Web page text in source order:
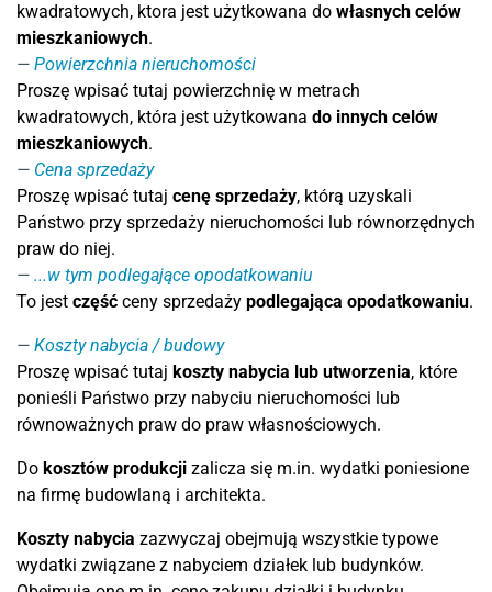
kwadratowych, ktora jest użytkowana do własnych celów
mieszkaniowych.
Powierzchnia nieruchomości
Proszę wpisać tutaj powierzchnię w metrach
kwadratowych, która jest użytkowana do innych celów
mieszkaniowych.
Cena sprzedaży
Proszę wpisać tutaj cenę sprzedaży, którą uzyskali
Państwo przy sprzedaży nieruchomości lub równorzędnych
praw do niej.
...w tym podlegające opodatkowaniu
To jest część ceny sprzedaży podlegająca opodatkowaniu.
Koszty nabycia / budowy
Proszę wpisać tutaj koszty nabycia lub utworzenia, które
ponieśli Państwo przy nabyciu nieruchomości lub
równoważnych praw do praw własnościowych.
Do kosztów produkcji zalicza się m.in. wydatki poniesione
na firmę budowlaną i architekta.
Koszty nabycia zazwyczaj obejmują wszystkie typowe
wydatki związane z nabyciem działek lub budynków.